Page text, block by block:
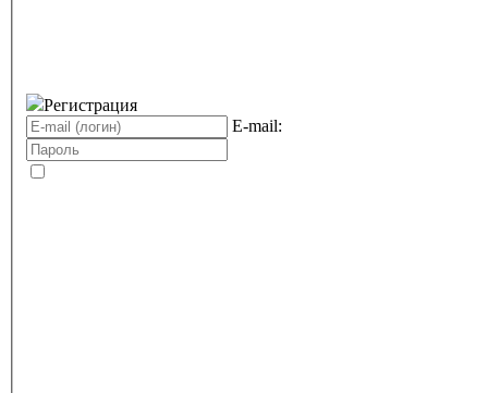
Регистрация
E-mail: